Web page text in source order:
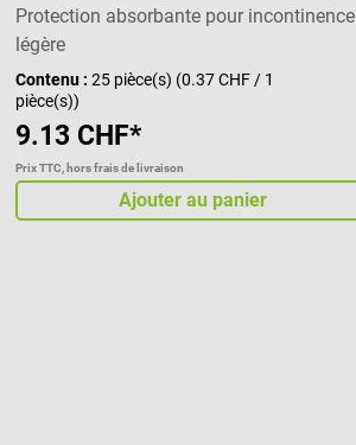
Protection absorbante pour incontinence
légère
Contenu :25 pièce(s) (0.37 CHF / 1
pièce(s))
9.13 CHF*
Prix TTC, hors frais de livraison
Ajouter au panier